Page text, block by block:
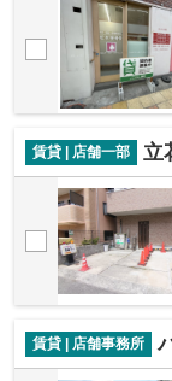
賃貸 | 店舗一部 立
賃貸 | 店舗事務所